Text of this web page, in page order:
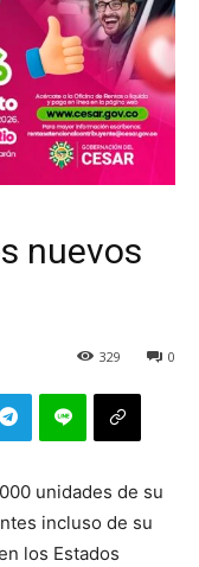
nuevos
0
329
unidades de su
incluso de su
los Estados